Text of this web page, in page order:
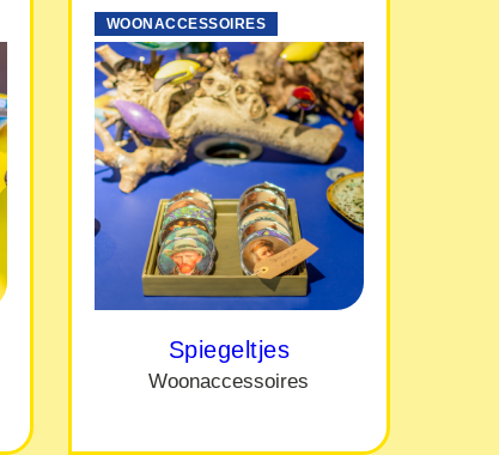
WOONACCESSOIRES
Spiegeltjes
Woonaccessoires